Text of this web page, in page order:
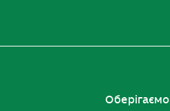
Оберігаємо